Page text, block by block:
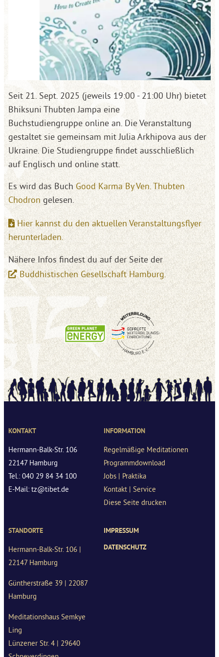
Seit 21. Sept. 2025 (jeweils 19:00 - 21:00 Uhr) bietet
Bhiksuni Thubten Jampa eine
Buchstudiengruppe online an. Die Veranstaltung
gestaltet sie gemeinsam mit Julia Arkhipova aus der
Ukraine. Die Studiengruppe findet ausschließlich
auf Englisch und online statt.
Es wird das BuchGood Karma By Ven. Thubten
Chodrongelesen.
Hier kannst du den aktuellen Veranstaltungsflyer
herunterladen.
Nähere Infos findest du auf der Seite der
Buddhistischen Gesellschaft Hamburg.
KONTAKT
Hermann-Balk-Str. 106
22147 Hamburg
Tel.: 040 29 84 34 100
E-Mail: tz@tibet.de
INFORMATION
Regelmäßige Meditationen
Programmdownload
Jobs | Praktika
Kontakt | Service
Diese Seite drucken
STANDORTE
Hermann-Balk-Str. 106 |
22147 Hamburg
Güntherstraße 39 | 22087
Hamburg
Meditationshaus Semkye
Ling
Lünzener Str. 4 | 29640
IMPRESSUM
DATENSCHUTZ